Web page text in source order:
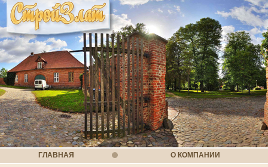
ГЛАВНАЯ О КОМПАНИИ